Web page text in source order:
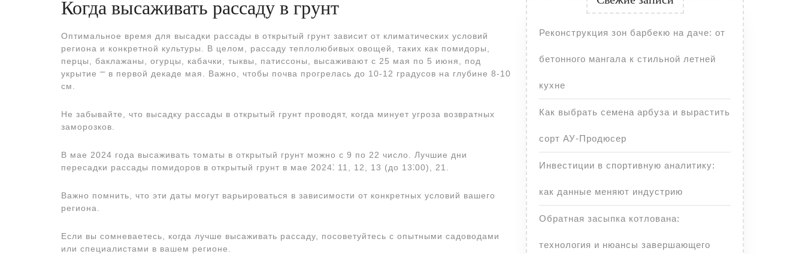
Когда высаживать рассаду в грунт
Оптимальное время для высадки рассады в открытый грунт зависит от климатических условий
региона и конкретной культуры. В целом, рассаду теплолюбивых овощей, таких как помидоры,
перцы, баклажаны, огурцы, кабачки, тыквы, патиссоны, высаживают с 25 мая по 5 июня, под
укрытие ⎻ в первой декаде мая. Важно, чтобы почва прогрелась до 10-12 градусов на глубине 8-10
см.
Не забывайте, что высадку рассады в открытый грунт проводят, когда минует угроза возвратных
заморозков.
В мае 2024 года высаживать томаты в открытый грунт можно с 9 по 22 число. Лучшие дни
пересадки рассады помидоров в открытый грунт в мае 2024⁚ 11, 12, 13 (до 13⁚00), 21.
Важно помнить, что эти даты могут варьироваться в зависимости от конкретных условий вашего
региона.
Если вы сомневаетесь, когда лучше высаживать рассаду, посоветуйтесь с опытными садоводами
или специалистами в вашем регионе.
Реконструкция зон барбекю на даче: от
бетонного мангала к стильной летней
кухне
Как выбрать семена арбуза и вырастить
сорт АУ-Продюсер
Инвестиции в спортивную аналитику:
как данные меняют индустрию
Обратная засыпка котлована:
технология и нюансы завершающего